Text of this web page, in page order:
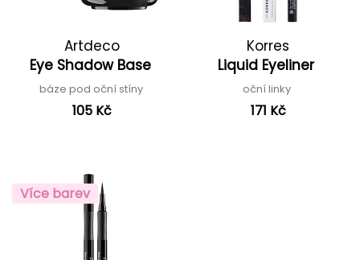
Artdeco
Eye Shadow Base
báze pod oční stíny
105 Kč
Korres
Liquid Eyeliner
oční linky
171 Kč
Více barev